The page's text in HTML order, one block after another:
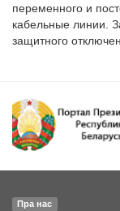
переменного и
кабельные линии.
защитного
Пра нас